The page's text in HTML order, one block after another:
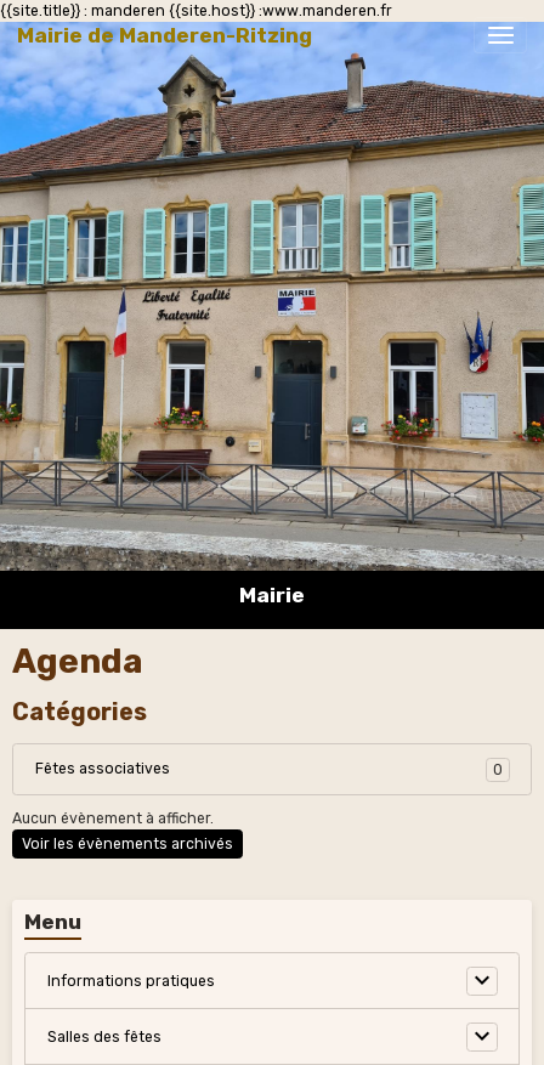
{{site.title}} : manderen {{site.host}} :www.manderen.fr
Mairie de Manderen-Ritzing
Mairie
Agenda
Catégories
Fêtes associatives 0
Aucun évènement à afficher.
Voir les évènements archivés
Menu
Informations pratiques
Salles des fêtes